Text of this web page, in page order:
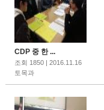
CDP 중 한 ...
조회 1850 | 2016.11.16
토목과